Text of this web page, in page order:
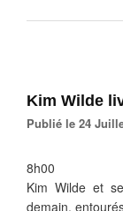
Kim Wilde
Publié le 24
8h00
Kim Wilde et
demain,